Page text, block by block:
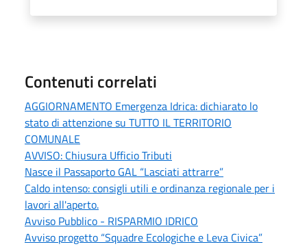
Contenuti correlati
AGGIORNAMENTO Emergenza Idrica: dichiarato lo
stato di attenzione su TUTTO IL TERRITORIO
COMUNALE
AVVISO: Chiusura Ufficio Tributi
Nasce il Passaporto GAL “Lasciati attrarre”
Caldo intenso: consigli utili e ordinanza regionale per i
lavori all'aperto.
Avviso Pubblico - RISPARMIO IDRICO
Avviso progetto “Squadre Ecologiche e Leva Civica”